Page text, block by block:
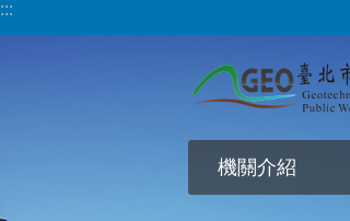
跳到主要內容區塊
:::
機關介紹